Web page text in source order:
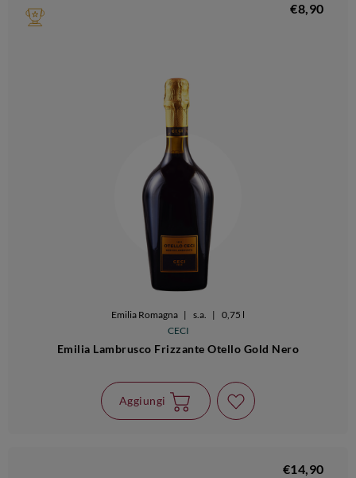
€8,90
Emilia Romagna | s.a. |
0,75 l
CECI
Emilia Lambrusco Frizzante Otello Gold Nero
Aggiungi
€14,90